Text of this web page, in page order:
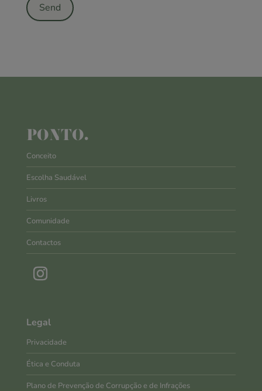
Send
PONTO.
Conceito
Escolha Saudável
Livros
Comunidade
Contactos
Legal
Privacidade
Ética e Conduta
Plano de Prevenção de Corrupção e de Infrações